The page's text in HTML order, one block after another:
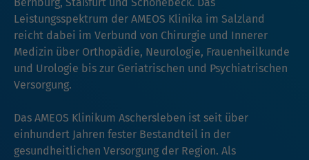
Leistungsspektrum der AMEOS Klinika im Salzland
reicht dabei im Verbund von Chirurgie und Innerer
Medizin über Orthopädie, Neurologie, Frauenheilkunde
und Urologie bis zur Geriatrischen und Psychiatrischen
Versorgung.
Das AMEOS Klinikum Aschersleben ist seit über
einhundert Jahren fester Bestandteil in der
gesundheitlichen Versorgung der Region. Als